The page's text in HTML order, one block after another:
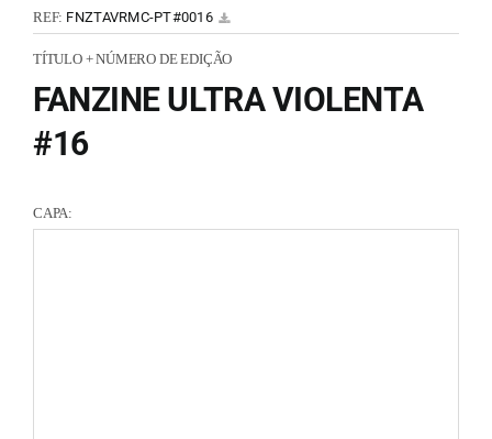
REF: FNZTAVRMC-PT#0016
TÍTULO + NÚMERO DE EDIÇÃO
FANZINE ULTRA VIOLENTA
#16
CAPA: